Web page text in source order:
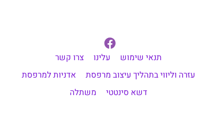
תנאי שימוש עלינו
צרו קשר
עזרה וליווי בתהליך עיצוב מרפסת
אדניות למרפסת
דשא סינטטי
משתלה